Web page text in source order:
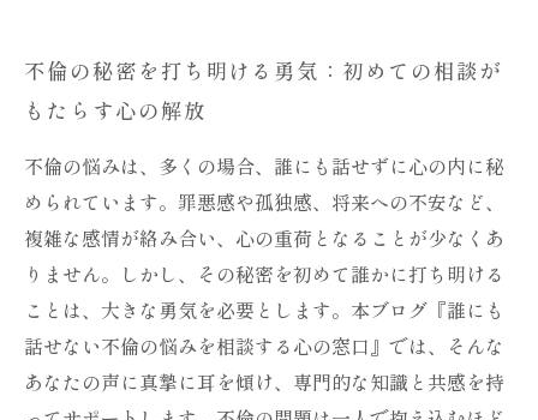
不倫の秘密を打ち明ける勇気：初めての相談が
もたらす心の解放
不倫の悩みは、多くの場合、誰にも話せずに心の内に秘
められています。罪悪感や孤独感、将来への不安など、
複雑な感情が絡み合い、心の重荷となることが少なくあ
りません。しかし、その秘密を初めて誰かに打ち明ける
ことは、大きな勇気を必要とします。本ブログ『誰にも
話せない不倫の悩みを相談する心の窓口』では、そんな
あなたの声に真摯に耳を傾け、専門的な知識と共感を持